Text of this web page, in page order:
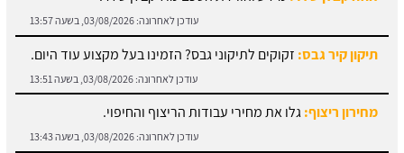
עודכן לאחרונה: 03/08/2026, בשעה 13:57
תיקון קיר גבס: זקוקים לתיקוני גבס? הזמינו בעל מקצוע עוד היום.
עודכן לאחרונה: 03/08/2026, בשעה 13:51
מחירון ריצוף:גלו את מחירי עבודות הריצוף והחיפוי.
עודכן לאחרונה: 03/08/2026, בשעה 13:43